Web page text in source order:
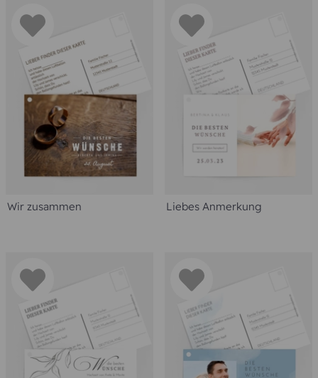
Wir zusammen Liebes Anmerkung